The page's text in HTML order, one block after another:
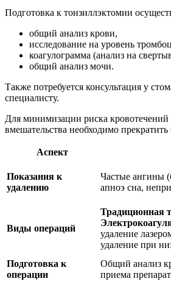
Подготовка к тонзиллэктомии
общий анализ крови,
исследование на уровень
коагулограмма (анализ на
общий анализ мочи.
Также потребуется консультация у
специалисту.
Для минимизации риска
вмешательства необходимо
Аспект
Показания к
удалению
Частые ангины
апноэ сна,
Виды операций
Традиционная
удаление
удаление при
Подготовка к
операции
Общий анализ
приема